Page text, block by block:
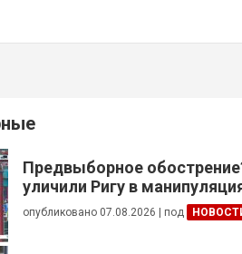
Предвыборное
уличили Ригу в
Беларусью
опубликовано 07.08.2026 под